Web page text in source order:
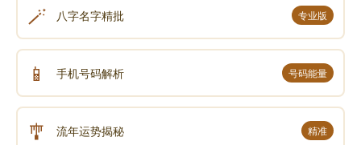
🪄 八字名字精批 专业版
📱 手机号码解析 号码能量
🎐 流年运势揭秘 精准